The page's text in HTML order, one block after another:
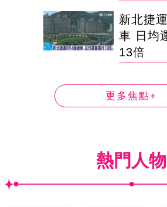
新北捷
車 日均
13倍
更多焦點+
熱門人物